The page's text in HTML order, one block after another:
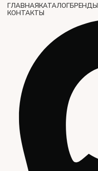
ГЛАВНАЯКАТАЛОГБРЕНДЫ
КОНТАКТЫ